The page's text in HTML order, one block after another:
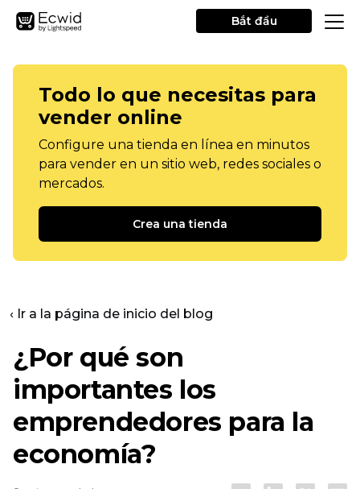
Bắt đầu
Todo lo que necesitas para
vender online
Configure una tienda en línea en minutos
para vender en un sitio web, redes sociales o
mercados.
Crea una tienda
‹ Ir a la página de inicio del blog
¿Por qué son
importantes los
emprendedores para la
economía?